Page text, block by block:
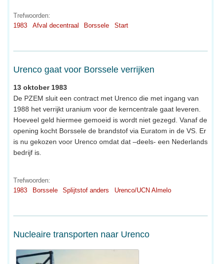
Trefwoorden:
1983
Afval decentraal Borssele Start
Urenco gaat voor Borssele verrijken
13 oktober 1983
De PZEM sluit een contract met Urenco die met ingang van
1988 het verrijkt uranium voor de kerncentrale gaat leveren.
Hoeveel geld hiermee gemoeid is wordt niet gezegd. Vanaf de
opening kocht Borssele de brandstof via Euratom in de VS. Er
is nu gekozen voor Urenco omdat dat –deels- een Nederlands
bedrijf is.
Trefwoorden:
1983
Borssele Splijtstof anders Urenco/UCN Almelo
Nucleaire transporten naar Urenco